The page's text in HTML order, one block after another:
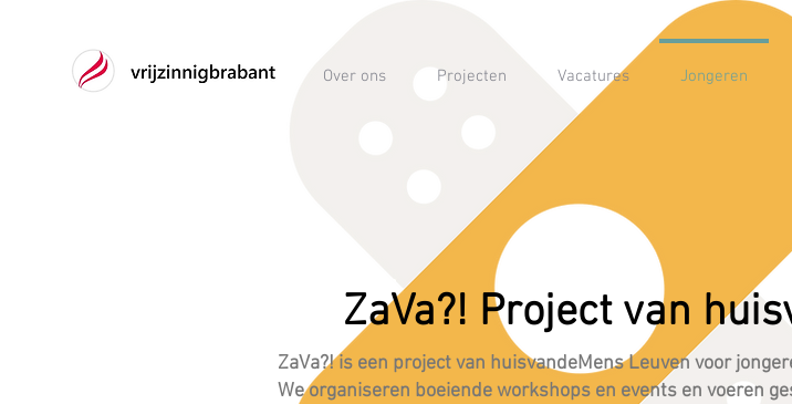
Over ons Projecten Vacatures Jongeren
ZaVa?! Project van
ZaVa?! is een project van huisvandeMens Leuven voor
We organiseren boeiende workshops en events en voeren